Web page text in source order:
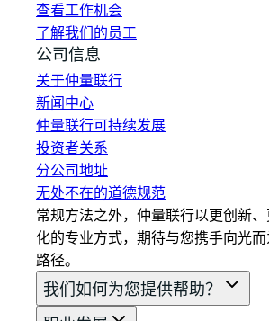
查看工作机会
了解我们的员工
公司信息
关于仲量联行
新闻中心
仲量联行可持续发展
投资者关系
分公司地址
无处不在的道德规范
常规方法之外，仲量联行以更创新
化的专业方式，期待与您携手向光
路径。
我们如何为您提供帮助？